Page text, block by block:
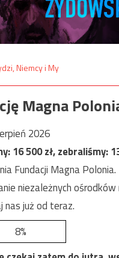
Magna
2026
16 500zł, zebraliśmy:
Fundacji Magna Polonia.
niezależnych ośrodków
nas już od teraz.
8%